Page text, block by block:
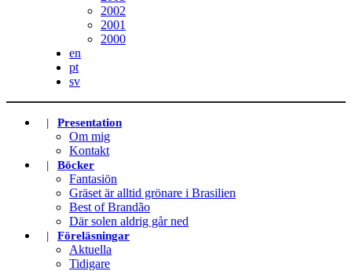
2002
2001
2000
en
pt
sv
Presentation
Om mig
Kontakt
Böcker
Fantasiön
Gräset är alltid grönare i Brasilien
Best of Brandão
Där solen aldrig går ned
Föreläsningar
Aktuella
Tidigare